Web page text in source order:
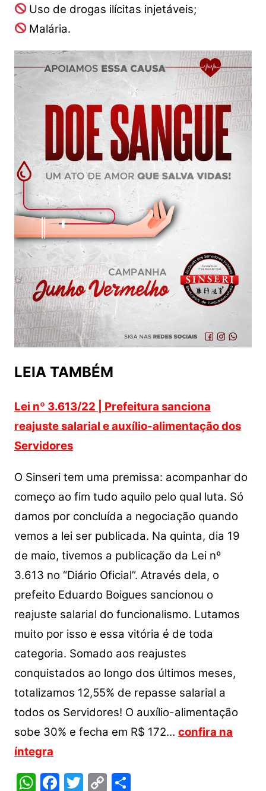
Uso de drogas ilícitas injetáveis;
Malária.
LEIA TAMBÉM
Lei nº 3.613/22 | Prefeitura sanciona
reajuste salarial e auxílio-alimentação dos
Servidores
O Sinseri tem uma premissa: acompanhar do
começo ao fim tudo aquilo pelo qual luta. Só
damos por concluída a negociação quando
vemos a lei ser publicada. Na quinta, dia 19
de maio, tivemos a publicação da Lei nº
3.613 no “Diário Oficial”. Através dela, o
prefeito Eduardo Boigues sancionou o
reajuste salarial do funcionalismo. Lutamos
muito por isso e essa vitória é de toda
categoria. Somado aos reajustes
conquistados ao longo dos últimos meses,
totalizamos 12,55% de repasse salarial a
todos os Servidores! O auxílio-alimentação
sobe 30% e fecha em R$ 172… confira na
íntegra
W F T C S